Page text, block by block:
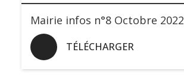
Mairie infos n°8 Octobre 2022
TÉLÉCHARGER